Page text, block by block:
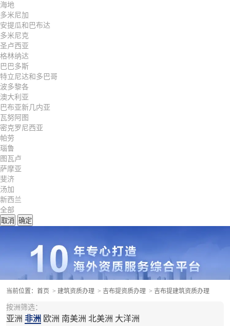
海地
多米尼加
安提瓜和巴布达
多米尼克
圣卢西亚
格林纳达
巴巴多斯
特立尼达和多巴哥
波多黎各
澳大利亚
巴布亚新几内亚
瓦努阿图
密克罗尼西亚
帕劳
瑙鲁
图瓦卢
萨摩亚
斐济
汤加
新西兰
全部
取消 确定
当前位置： 首页 > 建筑资质办理 > 吉布提资质办理 > 吉布提建筑资质办理
按洲筛选：
亚洲 非洲 欧洲 南美洲 北美洲 大洋洲